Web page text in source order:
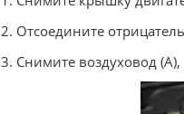
2. Отсоедините
3. Снимите воздуховод